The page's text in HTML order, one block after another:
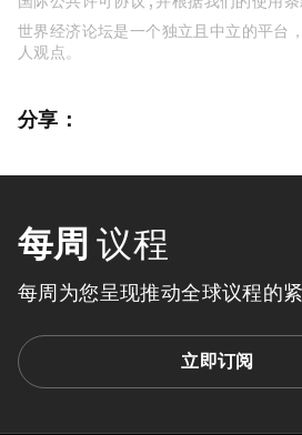
世界经济论坛是一个独立且中立的平台
人观点。
分享：
每周 议程
每周为您呈现推动全球议程的
立即订阅